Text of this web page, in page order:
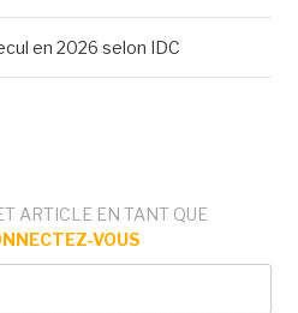
en 2026 selon IDC
ARTICLE EN TANT QUE
VOUS